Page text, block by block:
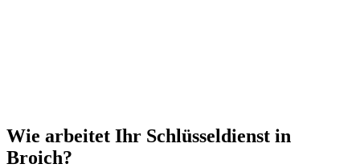
Wie arbeitet Ihr Schlüsseldienst in
Broich?